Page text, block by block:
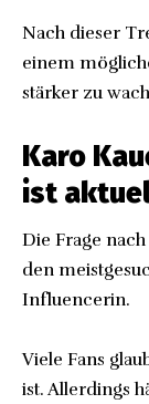
Nach dieser
einem
stärker zu
Karo
ist
Die Frage
den
Influencerin.
Viele Fans
ist. Allerdings